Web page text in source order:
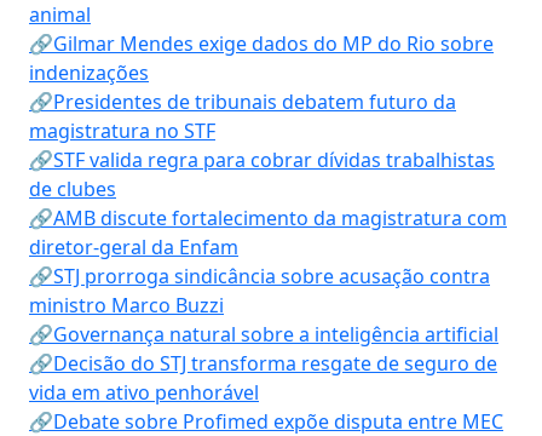
animal
🔗Gilmar Mendes exige dados do MP do Rio sobre
indenizações
🔗Presidentes de tribunais debatem futuro da
magistratura no STF
🔗STF valida regra para cobrar dívidas trabalhistas
de clubes
🔗AMB discute fortalecimento da magistratura com
diretor-geral da Enfam
🔗STJ prorroga sindicância sobre acusação contra
ministro Marco Buzzi
🔗Governança natural sobre a inteligência artificial
🔗Decisão do STJ transforma resgate de seguro de
vida em ativo penhorável
🔗Debate sobre Profimed expõe disputa entre MEC